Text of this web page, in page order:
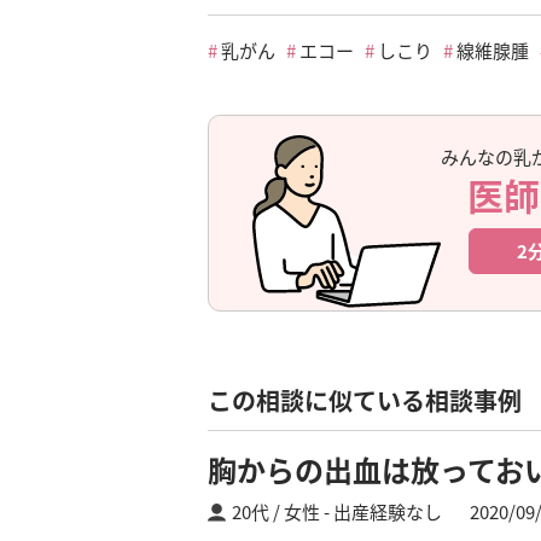
乳がん エコー しこり 線維腺腫
みんなの乳
医
2
この相談に似ている相談事例
胸からの出血は放ってお
20代 / 女性 出産経験なし 2020/